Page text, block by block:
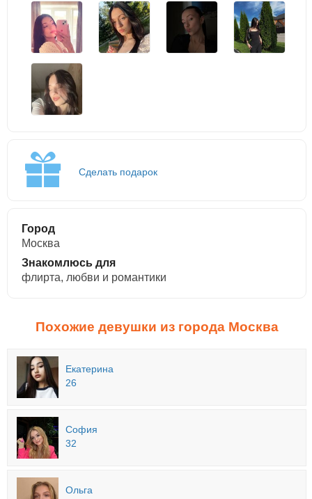
Сделать подарок
Город
Москва
Знакомлюсь для
флирта, любви и романтики
Похожие девушки из города Москва
Екатерина
26
София
32
Ольга